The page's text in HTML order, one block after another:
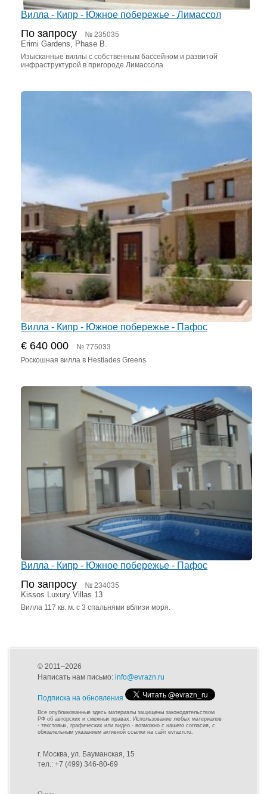
Вилла - Кипр - Южное побережье - Лимассол
По запросу № 235035
Erimi Gardens, Phase B.
Изысканные виллы с собственным бассейном и развитой
инфраструктурой в пригороде Лимассола.
Вилла - Кипр - Южное побережье - Пафос
€ 640 000 № 775033
Роскошная вилла в Hestiades Greens
Вилла - Кипр - Южное побережье - Пафос
По запросу № 234035
Kissos Luxury Villas 13
Вилла 117 кв. м. с 3 спальнями вблизи моря.
© 2011–2026
Написать нам письмо: info@evrazn.ru
Подписка на обновления
Все опубликованные здесь материалы защищены законодательством
РФ об авторских и смежных правах. Использование любых материалов
- текстовых, графических или видео - возможно с нашего согласия, с
обязательным указанием активной ссылки на сайт evrazn.ru.
г. Москва, ул. Бауманская, 15
тел.: +7 (499) 346-80-69